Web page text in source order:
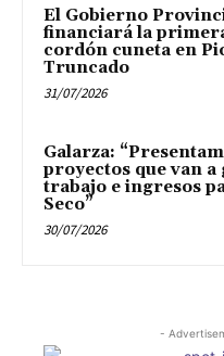
El Gobierno
financiará la
cordón cuneta en
Truncado
31/07/2026
Galarza:
proyectos que van
trabajo e ingresos
Seco”
30/07/2026
-